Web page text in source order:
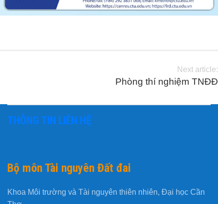
Next article:
Phòng thí nghiệm TNĐĐ
THÔNG TIN LIÊN HỆ
Bộ môn Tài nguyên Đất đai
Khoa Môi trường và Tài nguyên thiên nhiên, Đại học Cần